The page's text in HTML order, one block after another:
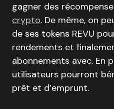
gagner des
crypto. De même, on
de ses tokens REVU
rendements et
abonnements avec. En
utilisateurs pourront
prêt et d’emprunt.